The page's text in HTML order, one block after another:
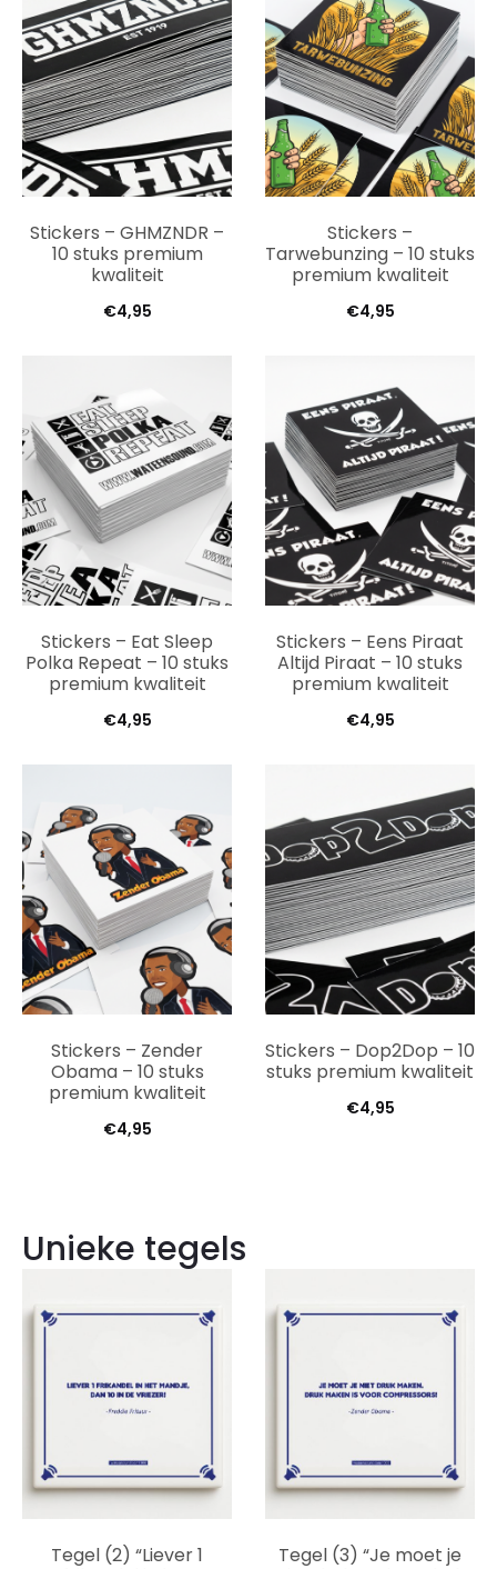
Stickers – GHMZNDR –
10 stuks premium
kwaliteit
€4,95
Stickers –
Tarwebunzing – 10 stuks
premium kwaliteit
€4,95
Stickers – Eat Sleep
Polka Repeat – 10 stuks
premium kwaliteit
€4,95
Stickers – Eens Piraat
Altijd Piraat – 10 stuks
premium kwaliteit
€4,95
Stickers – Zender
Obama – 10 stuks
premium kwaliteit
€4,95
Stickers – Dop2Dop – 10
stuks premium kwaliteit
€4,95
Unieke tegels
Tegel (2) “Liever 1
Tegel (3) “Je moet je